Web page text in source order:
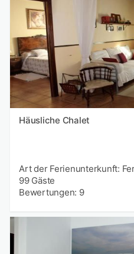
Häusliche Chalet
Art der Ferienunterkunft:
99 Gäste
Bewertungen: 9